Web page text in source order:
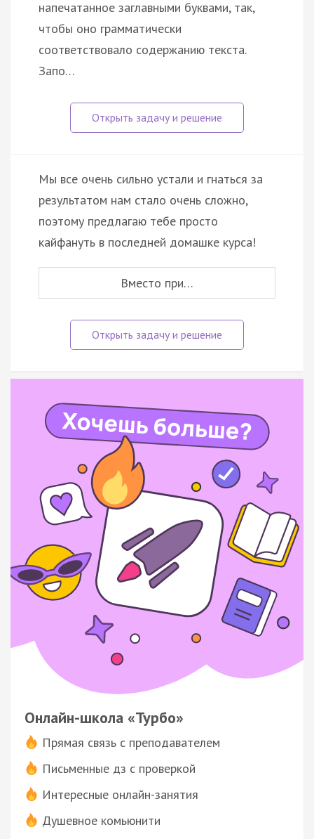
напечатанное заглавными буквами, так,
чтобы оно грамматически
соответствовало содержанию текста.
Запо…
Мы все очень сильно устали и гнаться за
результатом нам стало очень сложно,
поэтому предлагаю тебе просто
кайфануть в последней домашке курса!
Вместо при…
Онлайн-школа «Турбо»
Прямая связь с преподавателем
Письменные дз с проверкой
Интересные онлайн-занятия
Душевное комьюнити